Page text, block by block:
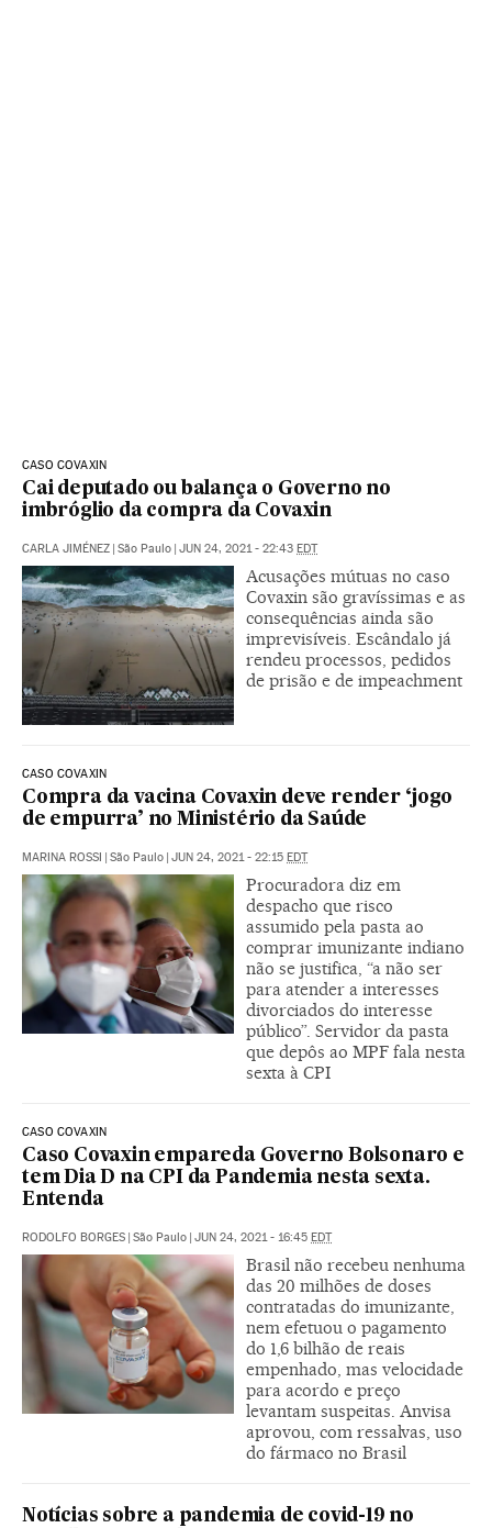
CASO COVAXIN
Cai deputado ou balança o Governo no
imbróglio da compra da Covaxin
CARLA JIMÉNEZ | São Paulo | JUN 24, 2021 - 22:43 EDT
Acusações mútuas no caso
Covaxin são gravíssimas e as
consequências ainda são
imprevisíveis. Escândalo já
rendeu processos, pedidos
de prisão e de impeachment
CASO COVAXIN
Compra da vacina Covaxin deve render ‘jogo
de empurra’ no Ministério da Saúde
MARINA ROSSI | São Paulo | JUN 24, 2021 - 22:15 EDT
Procuradora diz em
despacho que risco
assumido pela pasta ao
comprar imunizante indiano
não se justifica, “a não ser
para atender a interesses
divorciados do interesse
público”. Servidor da pasta
que depôs ao MPF fala nesta
sexta à CPI
CASO COVAXIN
Caso Covaxin empareda Governo Bolsonaro e
tem Dia D na CPI da Pandemia nesta sexta.
Entenda
RODOLFO BORGES | São Paulo | JUN 24, 2021 - 16:45 EDT
Brasil não recebeu nenhuma
das 20 milhões de doses
contratadas do imunizante,
nem efetuou o pagamento
do 1,6 bilhão de reais
empenhado, mas velocidade
para acordo e preço
levantam suspeitas. Anvisa
aprovou, com ressalvas, uso
do fármaco no Brasil
Notícias sobre a pandemia de covid-19 no